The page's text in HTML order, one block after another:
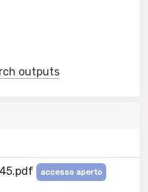
outputs
accesso aperto